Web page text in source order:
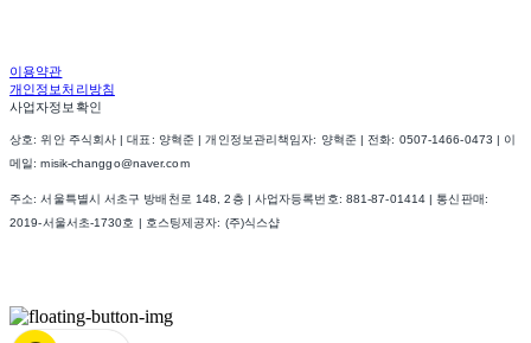
이용약관
개인정보처리방침
사업자정보확인
상호: 위안 주식회사 | 대표: 양혁준 | 개인정보관리책임자: 양혁준 | 전화: 0507-1466-0473 | 이
메일: misik-changgo@naver.com
주소: 서울특별시 서초구 방배천로 148, 2층 | 사업자등록번호: 881-87-01414 | 통신판매:
2019-서울서초-1730호
| 호스팅제공자: (주)식스샵